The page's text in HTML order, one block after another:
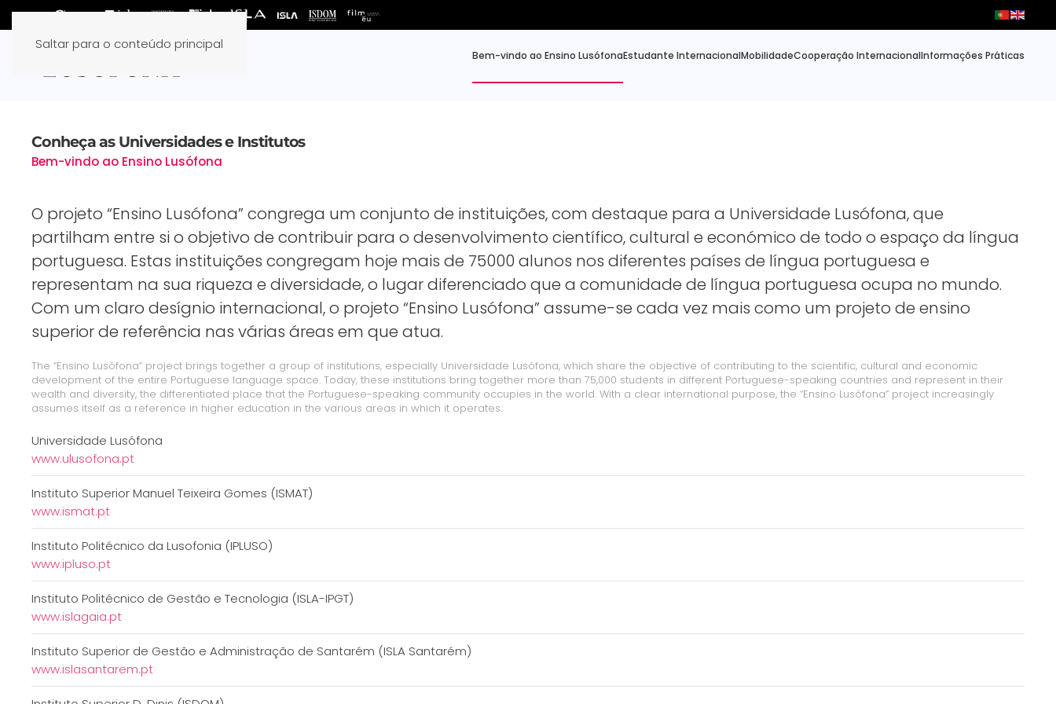
Saltar para o conteúdo principal
Bem-vindo ao Ensino LusófonaEstudante InternacionalMobilidadeCooperação InternacionalInformações Práticas
Conheça as Universidades e Institutos
Bem-vindo ao Ensino Lusófona
O projeto “Ensino Lusófona” congrega um conjunto de instituições, com destaque para a Universidade Lusófona, que
partilham entre si o objetivo de contribuir para o desenvolvimento científico, cultural e económico de todo o espaço da língua
portuguesa. Estas instituições congregam hoje mais de 75000 alunos nos diferentes países de língua portuguesa e
representam na sua riqueza e diversidade, o lugar diferenciado que a comunidade de língua portuguesa ocupa no mundo.
Com um claro desígnio internacional, o projeto “Ensino Lusófona” assume-se cada vez mais como um projeto de ensino
superior de referência nas várias áreas em que atua.
The “Ensino Lusófona” project brings together a group of institutions, especially Universidade Lusófona, which share the objective of contributing to the scientific, cultural and economic
development of the entire Portuguese language space. Today, these institutions bring together more than 75,000 students in different Portuguese-speaking countries and represent in their
wealth and diversity, the differentiated place that the Portuguese-speaking community occupies in the world. With a clear international purpose, the “Ensino Lusófona” project increasingly
assumes itself as a reference in higher education in the various areas in which it operates.
Universidade Lusófona
www.ulusofona.pt
Instituto Superior Manuel Teixeira Gomes (ISMAT)
www.ismat.pt
Instituto Politécnico da Lusofonia (IPLUSO)
www.ipluso.pt
Instituto Politécnico de Gestão e Tecnologia (ISLA-IPGT)
www.islagaia.pt
Instituto Superior de Gestão e Administração de Santarém (ISLA Santarém)
www.islasantarem.pt